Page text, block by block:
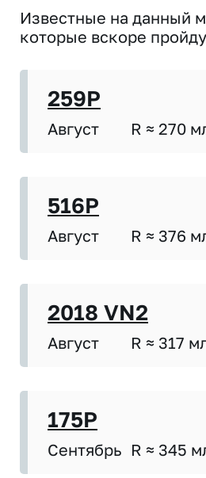
Известные на данный
которые вскоре
259P
Август R ≈ 270
516P
Август R ≈ 376
2018 VN2
Август R ≈ 317
175P
Сентябрь R ≈ 345